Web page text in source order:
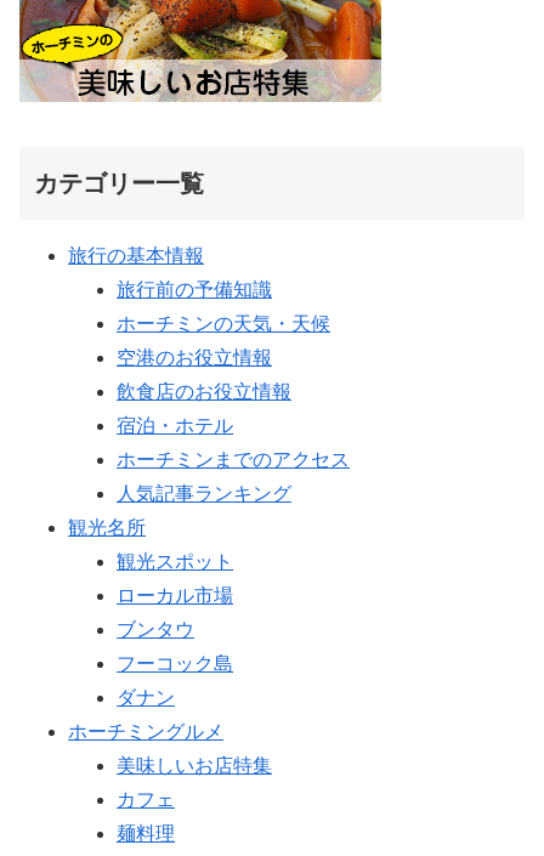
カテゴリー一覧
旅行の基本情報
旅行前の予備知識
ホーチミンの天気・天候
空港のお役立情報
飲食店のお役立情報
宿泊・ホテル
ホーチミンまでのアクセス
人気記事ランキング
観光名所
観光スポット
ローカル市場
ブンタウ
フーコック島
ダナン
ホーチミングルメ
美味しいお店特集
カフェ
麺料理